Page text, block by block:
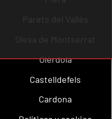
Parets del Vallès
Olesa de Montserrat
Olèrdola
Castelldefels
Cardona